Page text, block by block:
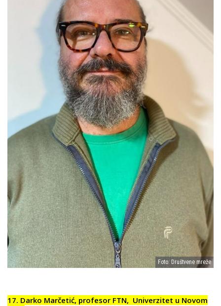
Foto: Društvene mreže
17. Darko Marčetić, profesor FTN, Univerzitet u Novom